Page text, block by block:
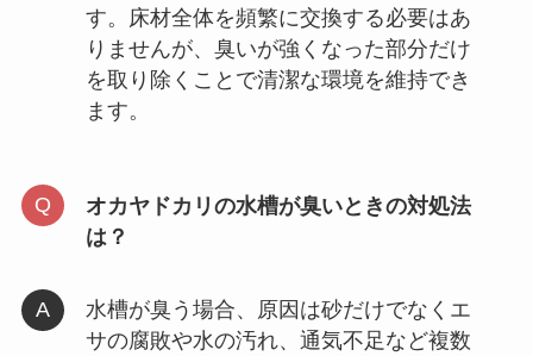
す。床材全体を頻繁に交換する必要はあ
りませんが、臭いが強くなった部分だけ
を取り除くことで清潔な環境を維持でき
ます。
オカヤドカリの水槽が臭いときの対処法
は？
水槽が臭う場合、原因は砂だけでなくエ
サの腐敗や水の汚れ、通気不足など複数